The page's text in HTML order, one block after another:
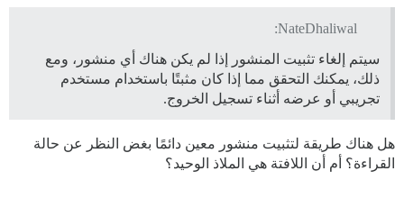
NateDhaliwal:
سيتم إلغاء تثبيت المنشور إذا لم يكن هناك أي منشور، ومع
ذلك، يمكنك التحقق مما إذا كان مثبتًا باستخدام مستخدم
تجريبي أو عرضه أثناء تسجيل الخروج.
هل هناك طريقة لتثبيت منشور معين دائمًا بغض النظر عن حالة
القراءة؟ أم أن اللافتة هي الملاذ الوحيد؟